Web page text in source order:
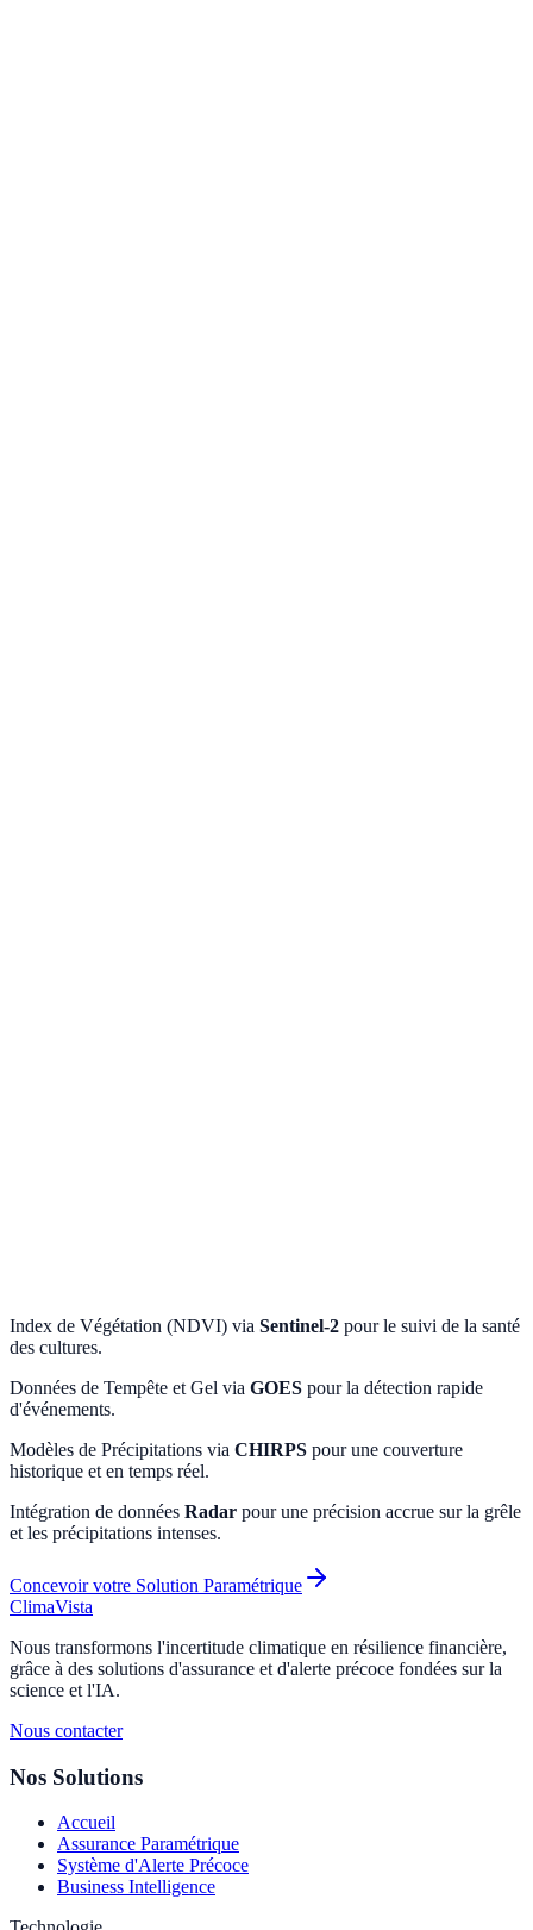
Index de Végétation (NDVI) via Sentinel-2 pour le suivi de la santé
des cultures.
Données de Tempête et Gel via GOES pour la détection rapide
d'événements.
Modèles de Précipitations via CHIRPS pour une couverture
historique et en temps réel.
Intégration de données Radar pour une précision accrue sur la grêle
et les précipitations intenses.
Concevoir votre Solution Paramétrique
ClimaVista
Nous transformons l'incertitude climatique en résilience financière,
grâce à des solutions d'assurance et d'alerte précoce fondées sur la
science et l'IA.
Nous contacter
Nos Solutions
Accueil
Assurance Paramétrique
Système d'Alerte Précoce
Business Intelligence